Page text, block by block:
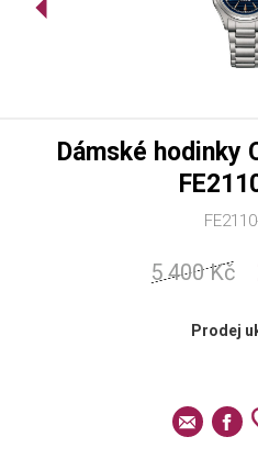
Dámské hodinky
5 400 Kč
Prodej